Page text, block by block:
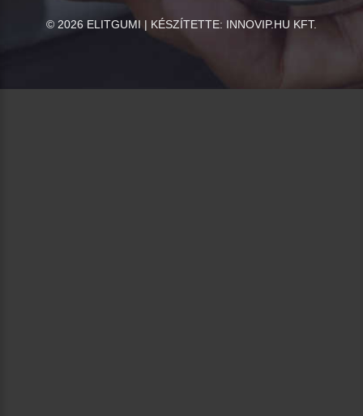
© 2026 ELITGUMI | KÉSZÍTETTE: INNOVIP.HU KFT.